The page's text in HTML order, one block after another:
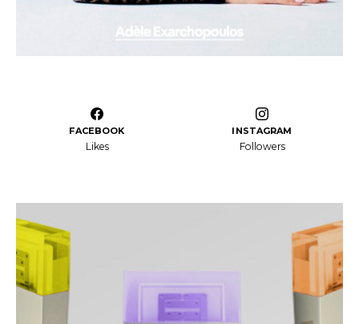
FACEBOOK
Likes
INSTAGRAM
Followers